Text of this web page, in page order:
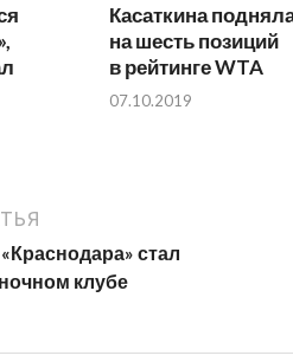
Касаткина
на шесть позиций
в рейтинге WTA
07.10.2019
стал
клубе